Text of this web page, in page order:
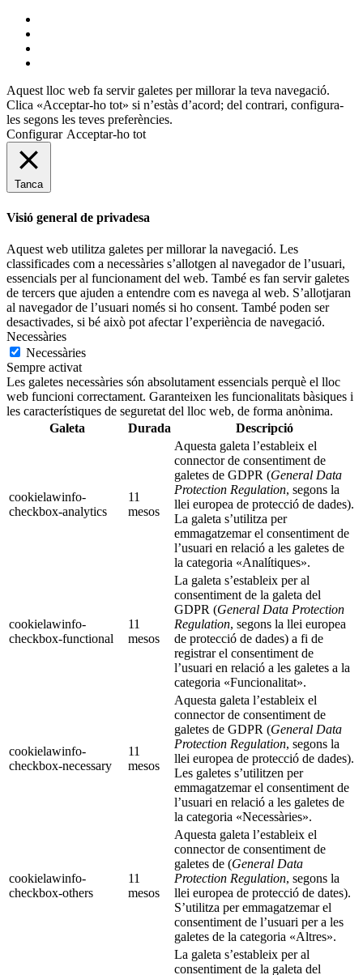
Aquest lloc web fa servir galetes per millorar la teva navegació.
Clica «Acceptar-ho tot» si n’estàs d’acord; del contrari, configura-
les segons les teves preferències.
Configurar Acceptar-ho tot
Tanca
Visió general de privadesa
Aquest web utilitza galetes per millorar la navegació. Les
classificades com a necessàries s’allotgen al navegador de l’usuari,
essencials per al funcionament del web. També es fan servir galetes
de tercers que ajuden a entendre com es navega al web. S’allotjaran
al navegador de l’usuari només si ho consent. També poden ser
desactivades, si bé això pot afectar l’experiència de navegació.
Necessàries
Necessàries
Sempre activat
Les galetes necessàries són absolutament essencials perquè el lloc
web funcioni correctament. Garanteixen les funcionalitats bàsiques i
les característiques de seguretat del lloc web, de forma anònima.
Galeta
Durada Descripció
cookielawinfo-
checkbox-analytics
11
mesos
Aquesta galeta l’estableix el
connector de consentiment de
galetes de GDPR (General Data
Protection Regulation, segons la
llei europea de protecció de dades).
La galeta s’utilitza per
emmagatzemar el consentiment de
l’usuari en relació a les galetes de
la categoria «Analítiques».
cookielawinfo-
checkbox-functional
11
mesos
La galeta s’estableix per al
consentiment de la galeta del
GDPR (General Data Protection
Regulation, segons la llei europea
de protecció de dades) a fi de
registrar el consentiment de
l’usuari en relació a les galetes a la
categoria «Funcionalitat».
cookielawinfo-
checkbox-necessary
11
mesos
Aquesta galeta l’estableix el
connector de consentiment de
galetes de GDPR (General Data
Protection Regulation, segons la
llei europea de protecció de dades).
Les galetes s’utilitzen per
emmagatzemar el consentiment de
l’usuari en relació a les galetes de
la categoria «Necessàries».
cookielawinfo-
checkbox-others
11
mesos
Aquesta galeta l’estableix el
connector de consentiment de
galetes de (General Data
Protection Regulation, segons la
llei europea de protecció de dates).
S’utilitza per emmagatzemar el
consentiment de l’usuari per a les
galetes de la categoria «Altres».
La galeta s’estableix per al
consentiment de la galeta del